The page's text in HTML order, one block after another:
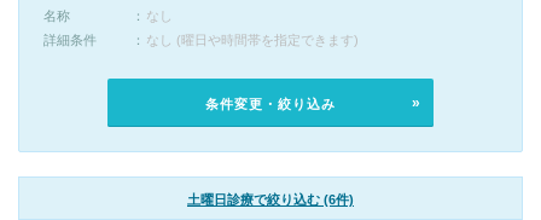
名称
なし
詳細条件
なし (曜日や時間帯を指定できます)
条件変更・絞り込み
土曜日診療で絞り込む (6件)